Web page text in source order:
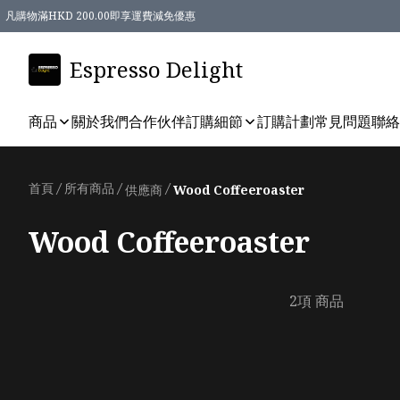
凡購物滿HKD 200.00即享運費減免優惠
Espresso Delight
商品 關於我們合作伙伴訂購細節 訂購計劃常見問題聯
首頁 / 所有商品 / 供應商 / Wood Coffeeroaster
Wood Coffeeroaster
2項 商品